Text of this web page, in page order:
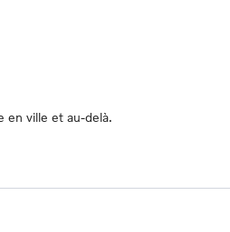
en ville et au-delà.